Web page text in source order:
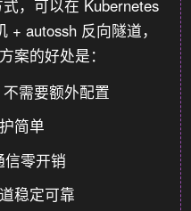
，可以在 Kubernetes
autossh 反向隧道，
案的好处是：
不需要额外配置
简单
信零开销
稳定可靠